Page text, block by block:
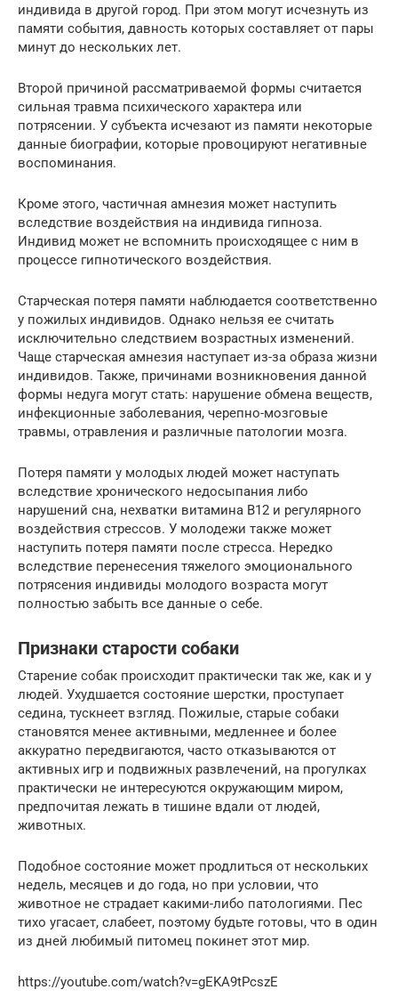
индивида в другой город. При этом могут исчезнуть из
памяти события, давность которых составляет от пары
минут до нескольких лет.
Второй причиной рассматриваемой формы считается
сильная травма психического характера или
потрясении. У субъекта исчезают из памяти некоторые
данные биографии, которые провоцируют негативные
воспоминания.
Кроме этого, частичная амнезия может наступить
вследствие воздействия на индивида гипноза.
Индивид может не вспомнить происходящее с ним в
процессе гипнотического воздействия.
Старческая потеря памяти наблюдается соответственно
у пожилых индивидов. Однако нельзя ее считать
исключительно следствием возрастных изменений.
Чаще старческая амнезия наступает из-за образа жизни
индивидов. Также, причинами возникновения данной
формы недуга могут стать: нарушение обмена веществ,
инфекционные заболевания, черепно-мозговые
травмы, отравления и различные патологии мозга.
Потеря памяти у молодых людей может наступать
вследствие хронического недосыпания либо
нарушений сна, нехватки витамина В12 и регулярного
воздействия стрессов. У молодежи также может
наступить потеря памяти после стресса. Нередко
вследствие перенесения тяжелого эмоционального
потрясения индивиды молодого возраста могут
полностью забыть все данные о себе.
Признаки старости собаки
Старение собак происходит практически так же, как и у
людей. Ухудшается состояние шерстки, проступает
седина, тускнеет взгляд. Пожилые, старые собаки
становятся менее активными, медленнее и более
аккуратно передвигаются, часто отказываются от
активных игр и подвижных развлечений, на прогулках
практически не интересуются окружающим миром,
предпочитая лежать в тишине вдали от людей,
животных.
Подобное состояние может продлиться от нескольких
недель, месяцев и до года, но при условии, что
животное не страдает какими-либо патологиями. Пес
тихо угасает, слабеет, поэтому будьте готовы, что в один
из дней любимый питомец покинет этот мир.
https://youtube.com/watch?v=gEKA9tPcszE